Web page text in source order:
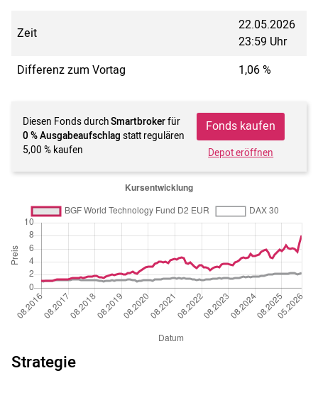
Zeit
22.05.2026
23:59 Uhr
Differenz zum Vortag
1,06 %
Diesen Fonds durchSmartbrokerfür
0 % Ausgabeaufschlag statt regulären
5,00 % kaufen
Fonds kaufen
Depot eröffnen
Strategie